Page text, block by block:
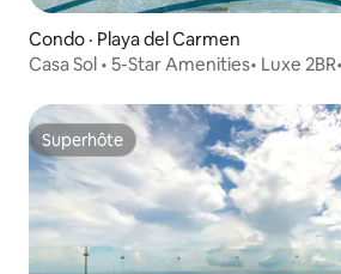
Condo · Playa del Carmen
Casa Sol • 5-Star Amenities• Luxe
Superhôte
Superhôte